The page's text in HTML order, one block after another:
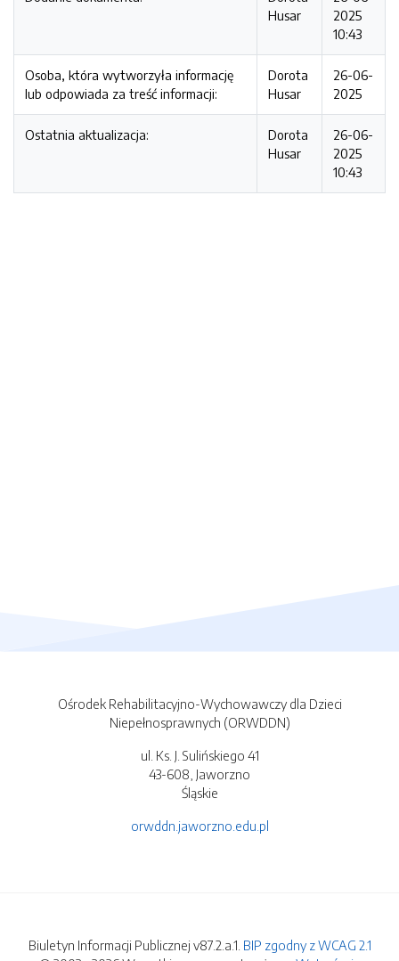
Husar
2025
10:43
Osoba, która wytworzyła informację
lub odpowiada za treść informacji:
Dorota
Husar
26-06-
2025
Ostatnia aktualizacja:
Dorota
Husar
26-06-
2025
10:43
Ośrodek Rehabilitacyjno-Wychowawczy dla Dzieci
Niepełnosprawnych (ORWDDN)
ul. Ks. J. Sulińskiego 41
43-608, Jaworzno
Śląskie
orwddn.jaworzno.edu.pl
Biuletyn Informacji Publicznej v87.2.a.1. BIP zgodny z WCAG 2.1